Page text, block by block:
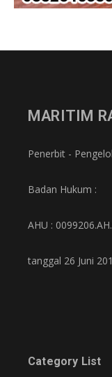
MARITIM
Penerbit -
Badan Hukum :
AHU :
tanggal 26 Juni
Category List